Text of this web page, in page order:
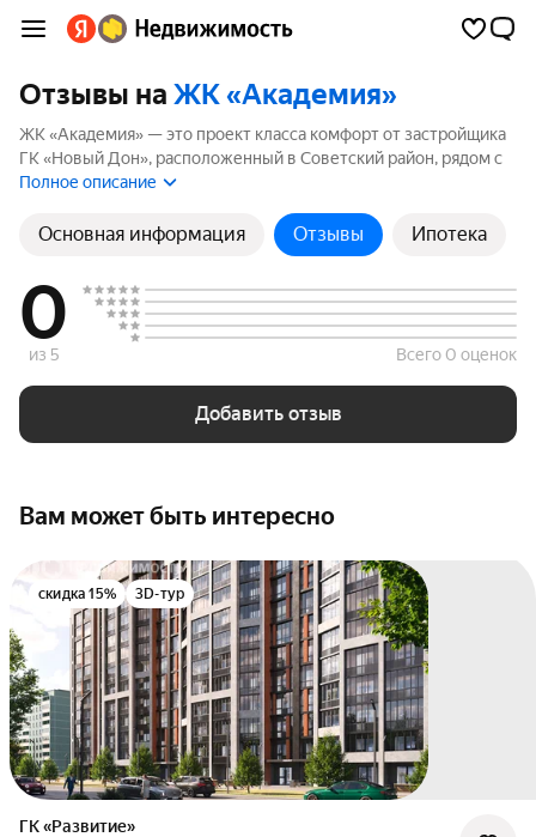
Отзывы на ЖК «Академия»
ЖК «Академия» — это проект класса комфорт от застройщика
ГК «Новый Дон», расположенный в Советский район, рядом с
метро Советская. Комплекс включает 2 корпусов высотой до
«Академия», ознакомьтесь с отзывами покупателей и жителей
района. Мы рассчитали рейтинг на основе реальных отзывов,
Полное описание
Основная информация Отзывы Ипотека
0
из 5 Всего 0 оценок
Добавить отзыв
Вам может быть интересно
скидка 15% 3D-тур
ГК «Развитие»